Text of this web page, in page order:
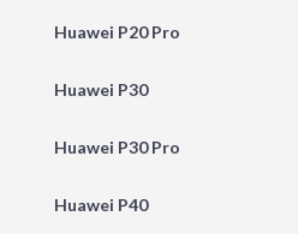
Huawei P20 Pro
Huawei P30
Huawei P30 Pro
Huawei P40